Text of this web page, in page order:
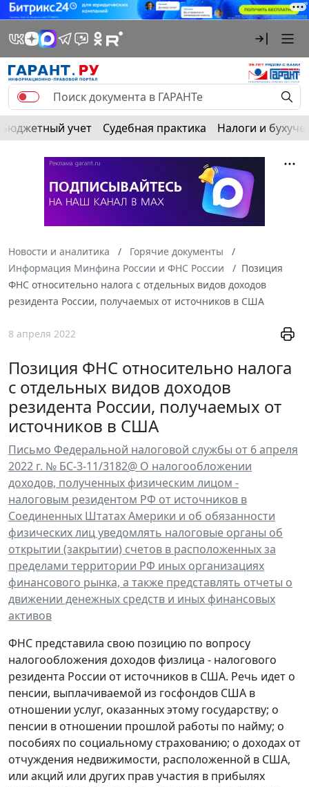
Бюджетный учет Судебная практика Налоги и
Новости и аналитика
Горячие документы
Информация Минфина России и ФНС России
Позиция
ФНС относительно налога с отдельных видов доходов
резидента России, получаемых от источников в США
8 апреля 2022
Позиция ФНС относительно налога
с отдельных видов доходов
резидента России, получаемых от
источников в США
Письмо Федеральной налоговой службы от 6 апреля
2022 г. № БС-3-11/3182@ О налогообложении
доходов, полученных физическим лицом -
налоговым резидентом РФ от источников в
Соединенных Штатах Америки и об обязанности
физических лиц уведомлять налоговые органы об
открытии (закрытии) счетов в расположенных за
пределами территории РФ иных организациях
финансового рынка, а также представлять отчеты о
движении денежных средств и иных финансовых
активов
ФНС представила свою позицию по вопросу
налогообложения доходов физлица - налогового
резидента России от источников в США. Речь идет о
пенсии, выплачиваемой из госфондов США в
отношении услуг, оказанных этому государству; о
пенсии в отношении прошлой работы по найму; о
пособиях по социальному страхованию; о доходах от
отчуждения недвижимости, расположенной в США,
или акций или других прав участия в прибылях